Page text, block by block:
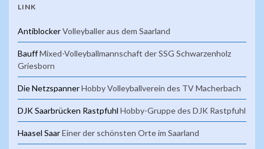
LINK
AntiblockerVolleyballer aus dem Saarland
BauffMixed-Volleyballmannschaft der SSG Schwarzenholz
Griesborn
Die NetzspannerHobby Volleyballverein des TV Macherbach
DJK Saarbrücken Rastpfuhl Hobby-Gruppe des DJK Rastpfuhl
Haasel SaarEiner der schönsten Orte im Saarland